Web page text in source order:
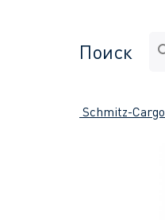
Поиск
Schmitz-Cargo